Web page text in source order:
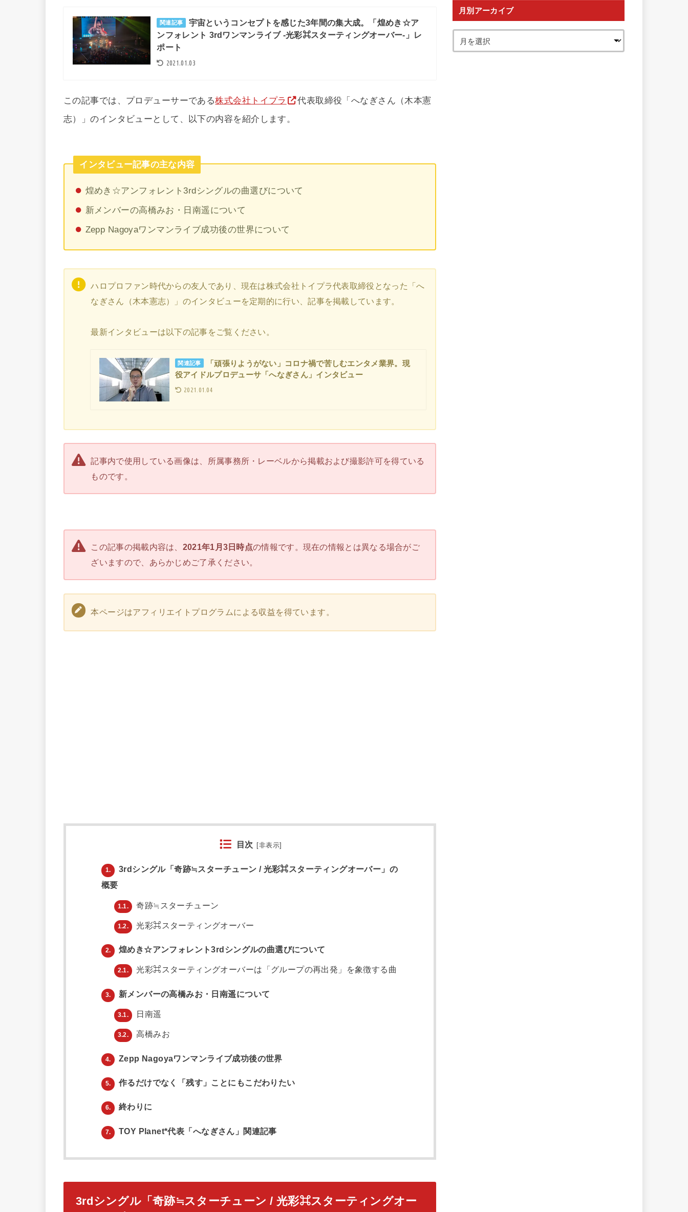
関連記事
宇宙というコンセプトを感じた3年間の集大成。「煌めき☆ア
ンフォレント 3rdワンマンライブ -光彩⌘スターティングオーバー-」レ
ポート
2021.01.03
この記事では、プロデューサーである株式会社トイプラ
代表取締役「へなぎさん（木本憲
志）」のインタビューとして、以下の内容を紹介します。
インタビュー記事の主な内容
煌めき☆アンフォレント3rdシングルの曲選びについて
新メンバーの高橋みお・日南遥について
Zepp Nagoyaワンマンライブ成功後の世界について
ハロプロファン時代からの友人であり、現在は株式会社トイプラ代表取締役となった「へ
なぎさん（木本憲志）」のインタビューを定期的に行い、記事を掲載しています。
最新インタビューは以下の記事をご覧ください。
関連記事
「頑張りようがない」コロナ禍で苦しむエンタメ業界。現
役アイドルプロデューサ「へなぎさん」インタビュー
2021.01.04
記事内で使用している画像は、所属事務所・レーベルから掲載および撮影許可を得ている
ものです。
この記事の掲載内容は、 2021年1月3日時点の情報です。現在の情報とは異なる場合がご
ざいますので、あらかじめご了承ください。
本ページはアフィリエイトプログラムによる収益を得ています。
目次 [非表示]
1.
3rdシングル「奇跡≒スターチューン / 光彩⌘スターティングオーバー」の
概要
1.1. 奇跡≒スターチューン
1.2. 光彩⌘スターティングオーバー
2. 煌めき☆アンフォレント3rdシングルの曲選びについて
2.1. 光彩⌘スターティングオーバーは「グループの再出発」を象徴する曲
3. 新メンバーの高橋みお・日南遥について
3.1. 日南遥
3.2. 高橋みお
4. Zepp Nagoyaワンマンライブ成功後の世界
5. 作るだけでなく「残す」ことにもこだわりたい
6. 終わりに
7. TOY Planet*代表「へなぎさん」関連記事
3rdシングル「奇跡≒スターチューン / 光彩⌘スターティングオー
月別アーカイブ